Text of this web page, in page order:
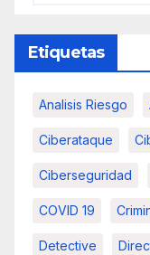
Etiquetas
Analisis Riesgo
Ciberataque
Ciberseguridad
COVID 19
Detective